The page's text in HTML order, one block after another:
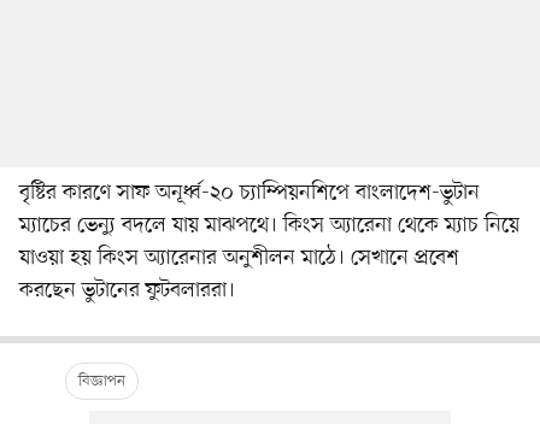
বৃষ্টির কারণে সাফ অনূর্ধ্ব-২০ চ্যাম্পিয়নশিপে বাংলাদেশ-ভুটান
ম্যাচের ভেন্যু বদলে যায় মাঝপথে। কিংস অ্যারেনা থেকে ম্যাচ নিয়ে
যাওয়া হয় কিংস অ্যারেনার অনুশীলন মাঠে। সেখানে প্রবেশ
করছেন ভুটানের ফুটবলাররা।